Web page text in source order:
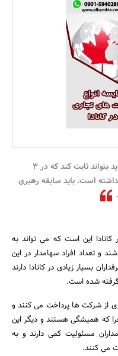
بانک، بیمه و سرمایه
مسکن و ساختمان
کسی که برنامه به نام او ثبت شده باید بتواند ثابت کند که در ۳
است. باید سابقه رهبری
این است که می تواند به
و تعداد افراد سهامدار در این
بسیار زیادی در کانادا دارند
شده است.
از شرکت ها پرداخت می کنند و
که همیشگی هستند و دیگر این
مسئولیت کمی دارند و به
می کنند.